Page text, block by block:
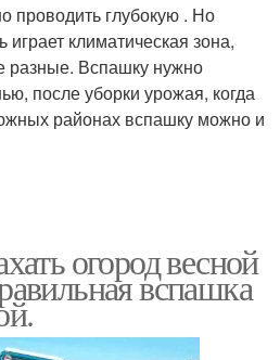
глубокую . Но
климатическая зона,
разные. Вспашку нужно
после уборки урожая, когда
районах вспашку можно и
огород весной
вспашка